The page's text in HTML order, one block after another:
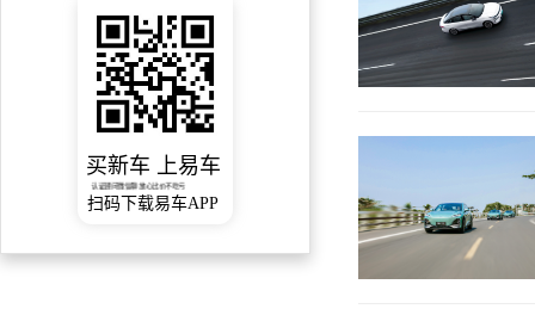
买新车 上易车
认证顾问微信聊 放心比价不吃亏
扫码下载易车APP